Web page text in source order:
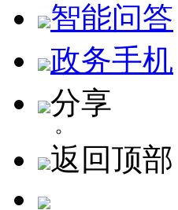
智能问答
政务手机
分享
返回顶部